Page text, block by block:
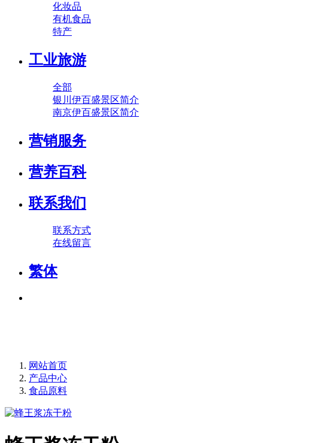
化妆品
有机食品
特产
工业旅游
全部
银川伊百盛景区简介
南京伊百盛景区简介
营销服务
营养百科
联系我们
联系方式
在线留言
繁体
网站首页
产品中心
食品原料